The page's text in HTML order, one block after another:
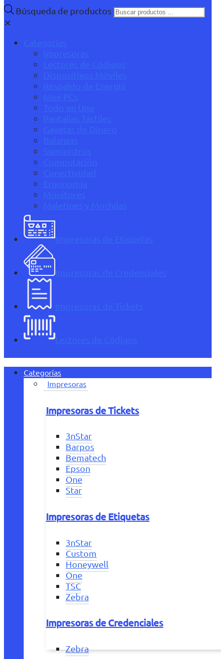
Búsqueda de productos
✕
Categorías
Impresoras
Lectores de Códigos
Dispositivos Móviles
Respaldo de Energía
Mini PCs
Todo en Uno
Pantallas Táctiles
Gavetas de Dinero
Balanzas
Suministros
Computación
Conectividad
Ergonomía
Monitores
Maletines y Mochilas
Impresoras de Etiquetas
Impresoras de Credenciales
Impresoras de Tickets
Lectores de Códigos
Categorías
Impresoras
Impresoras de Tickets
3nStar
Barpos
Bematech
Epson
One
Star
Impresoras de Etiquetas
3nStar
Custom
Honeywell
One
TSC
Zebra
Impresoras de Credenciales
Zebra